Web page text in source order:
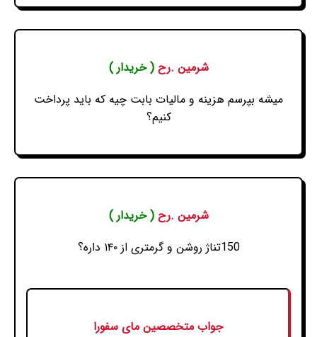
شرمین .رح( خریدار )
میشه بپرسم هزینه و مالیات بابت چیه که باید پرداخت
کنیم؟
شرمین .رح( خریدار )
150تناژ روشن و گرمتری از ۱۴۰ داره؟
جواب متخصصین مای سفورا